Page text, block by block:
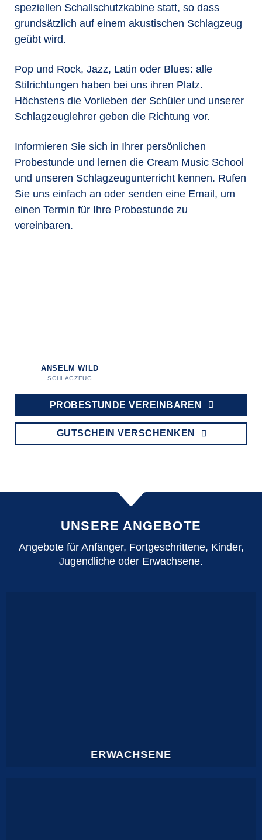
speziellen Schallschutzkabine statt, so dass
grundsätzlich auf einem akustischen Schlagzeug
geübt wird.
Pop und Rock, Jazz, Latin oder Blues: alle
Stilrichtungen haben bei uns ihren Platz.
Höchstens die Vorlieben der Schüler und unserer
Schlagzeuglehrer geben die Richtung vor.
Informieren Sie sich in Ihrer persönlichen
Probestunde und lernen die Cream Music School
und unseren Schlagzeugunterricht kennen. Rufen
Sie uns einfach an oder senden eine Email, um
einen Termin für Ihre Probestunde zu
vereinbaren.
ANSELM WILD
SCHLAGZEUG
PROBESTUNDE VEREINBAREN
GUTSCHEIN VERSCHENKEN
UNSERE ANGEBOTE
Angebote für Anfänger, Fortgeschrittene, Kinder,
Jugendliche oder Erwachsene.
ERWACHSENE